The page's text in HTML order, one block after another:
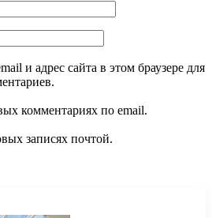
и адрес сайта в этом браузере для
комментариях по email.
записях почтой.